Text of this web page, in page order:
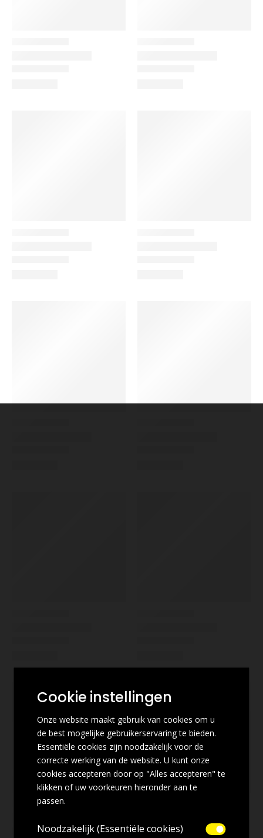
Cookie instellingen
Onze website maakt gebruik van cookies om u
de best mogelijke gebruikerservaring te bieden.
Essentiële cookies zijn noodzakelijk voor de
correcte werking van de website. U kunt onze
cookies accepteren door op "Alles accepteren" te
klikken of uw voorkeuren hieronder aan te
passen.
Noodzakelijk (Essentiële cookies)